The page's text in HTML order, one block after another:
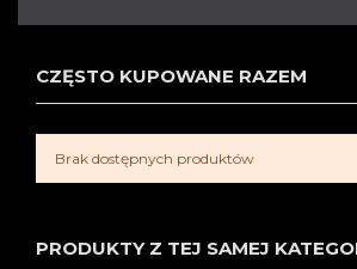
CZĘSTO KUPOWANE RAZEM
Brak dostępnych produktów
PRODUKTY Z TEJ SAMEJ